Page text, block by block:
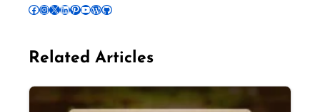
Follow Pradeep on Facebook Follow Pradeep on InstagramFollow Pradeep on X Follow Pradeep on LinkedIn Follow Pradeep on Pinterest Subscribe to Pradeep’s Youtube Channel Follow Pradeep on WordPress Follow Pradeep on GitHub
Related Articles